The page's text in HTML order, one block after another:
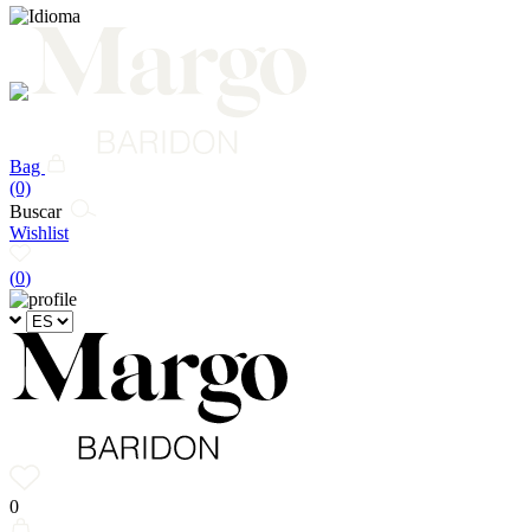
Bag
(0)
Buscar
Wishlist
(0)
0